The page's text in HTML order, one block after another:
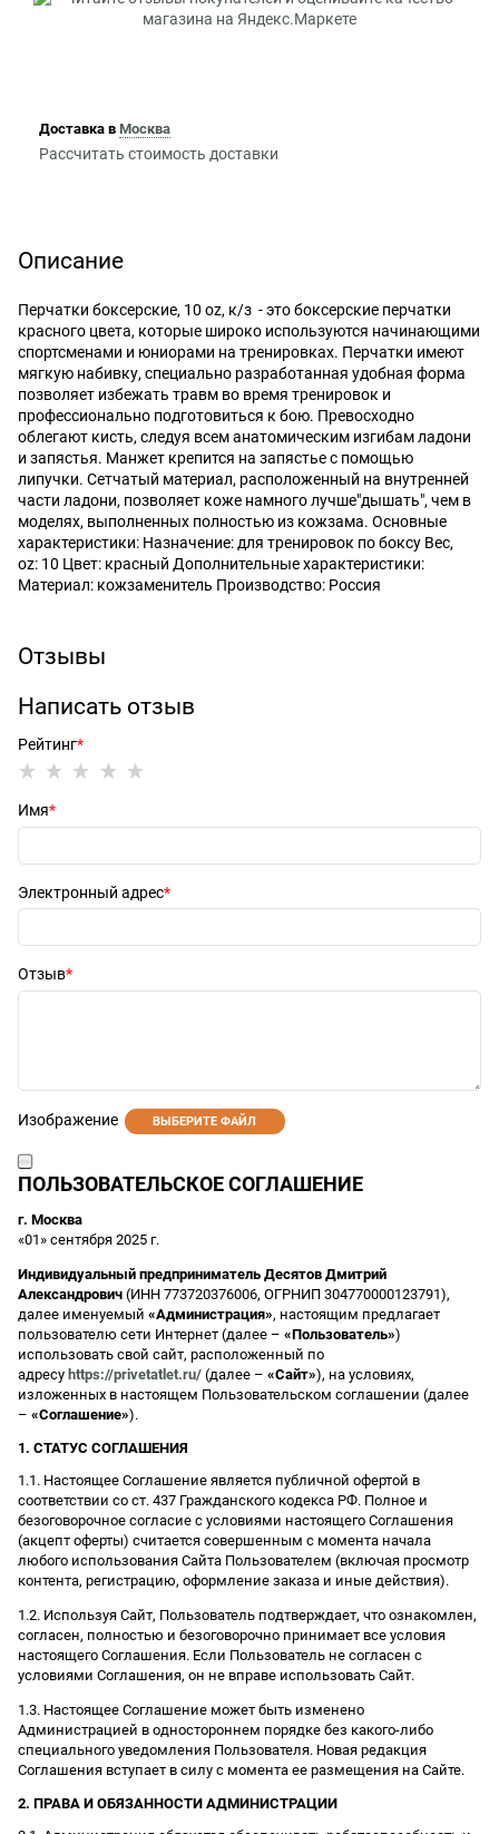
Доставка в Москва
Рассчитать стоимость доставки
Описание
Перчатки боксерские, 10 oz, к/з - это боксерские перчатки
красного цвета, которые широко используются начинающими
спортсменами и юниорами на тренировках. Перчатки имеют
мягкую набивку, специально разработанная удобная форма
позволяет избежать травм во время тренировок и
профессионально подготовиться к бою. Превосходно
облегают кисть, следуя всем анатомическим изгибам ладони
и запястья. Манжет крепится на запястье с помощью
липучки. Сетчатый материал, расположенный на внутренней
части ладони, позволяет коже намного лучше"дышать", чем в
моделях, выполненных полностью из кожзама. Основные
характеристики: Назначение: для тренировок по боксу Вес,
oz: 10 Цвет: красный Дополнительные характеристики:
Материал: кожзаменитель Производство: Россия
Отзывы
Написать отзыв
Рейтинг
Имя
Электронный адрес
Отзыв
Изображение ВЫБЕРИТЕ ФАЙЛ
ПОЛЬЗОВАТЕЛЬСКОЕ СОГЛАШЕНИЕ
г. Москва
«01» сентября 2025 г.
Индивидуальный предприниматель Десятов Дмитрий
Александрович (ИНН 773720376006, ОГРНИП 304770000123791),
далее именуемый «Администрация», настоящим предлагает
пользователю сети Интернет (далее – «Пользователь»)
использовать свой сайт, расположенный по
адресу https://privetatlet.ru/ (далее – «Сайт»), на условиях,
изложенных в настоящем Пользовательском соглашении (далее
– «Соглашение»).
1. СТАТУС СОГЛАШЕНИЯ
1.1. Настоящее Соглашение является публичной офертой в
соответствии со ст. 437 Гражданского кодекса РФ. Полное и
безоговорочное согласие с условиями настоящего Соглашения
(акцепт оферты) считается совершенным с момента начала
любого использования Сайта Пользователем (включая просмотр
контента, регистрацию, оформление заказа и иные действия).
1.2. Используя Сайт, Пользователь подтверждает, что ознакомлен,
согласен, полностью и безоговорочно принимает все условия
настоящего Соглашения. Если Пользователь не согласен с
условиями Соглашения, он не вправе использовать Сайт.
1.3. Настоящее Соглашение может быть изменено
Администрацией в одностороннем порядке без какого-либо
специального уведомления Пользователя. Новая редакция
Соглашения вступает в силу с момента ее размещения на Сайте.
2. ПРАВА И ОБЯЗАННОСТИ АДМИНИСТРАЦИИ